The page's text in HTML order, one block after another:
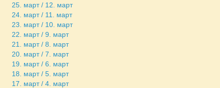
25. март / 12. март
24. март / 11. март
23. март / 10. март
22. март / 9. март
21. март / 8. март
20. март / 7. март
19. март / 6. март
18. март / 5. март
17. март / 4. март